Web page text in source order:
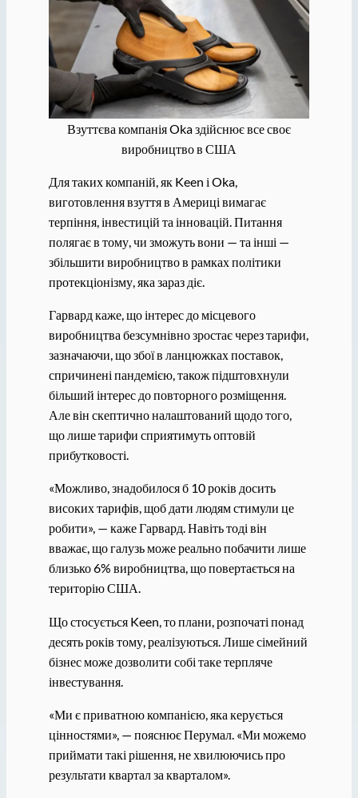
Взуттєва компанія Oka здійснює все своє
виробництво в США
Для таких компаній, як Keen і Oka,
виготовлення взуття в Америці вимагає
терпіння, інвестицій та інновацій. Питання
полягає в тому, чи зможуть вони — та інші —
збільшити виробництво в рамках політики
протекціонізму, яка зараз діє.
Гарвард каже, що інтерес до місцевого
виробництва безсумнівно зростає через тарифи,
зазначаючи, що збої в ланцюжках поставок,
спричинені пандемією, також підштовхнули
більший інтерес до повторного розміщення.
Але він скептично налаштований щодо того,
що лише тарифи сприятимуть оптовій
прибутковості.
«Можливо, знадобилося б 10 років досить
високих тарифів, щоб дати людям стимули це
робити», — каже Гарвард. Навіть тоді він
вважає, що галузь може реально побачити лише
близько 6% виробництва, що повертається на
територію США.
Що стосується Keen, то плани, розпочаті понад
десять років тому, реалізуються. Лише сімейний
бізнес може дозволити собі таке терпляче
інвестування.
«Ми є приватною компанією, яка керується
цінностями», — пояснює Перумал. «Ми можемо
приймати такі рішення, не хвилюючись про
результати квартал за кварталом».